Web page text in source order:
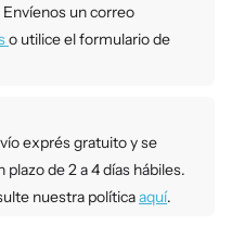
Envíenos un correo
o utilice el formulario de
exprés gratuito y se
de 2 a 4 días hábiles.
nuestra políticaaquí.